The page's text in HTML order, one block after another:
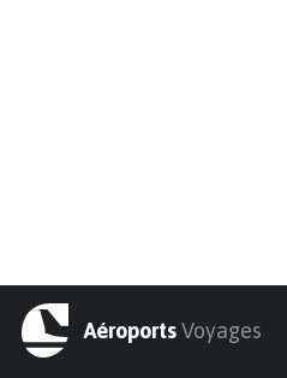
AéroportsVoyages